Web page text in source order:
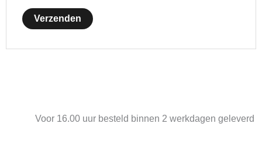
Voor 16.00 uur besteld binnen 2 werkdagen geleverd